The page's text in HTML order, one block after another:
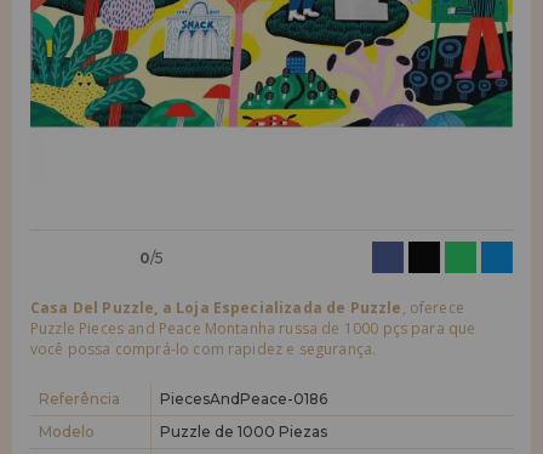
LIQUIDAÇÕES
EM FORMAÇÃO
quero me cadastrar como
novo cliente
Ao criar uma conta em casadopuzzle.com você poderá fazer suas
compras rapidamente em nossa loja virtual, verificar o status de seus
novo distribuidor
0/5
Casa Del Puzzle, a Loja Especializada de Puzzle, oferece
Puzzle Pieces and Peace Montanha russa de 1000 pçs para que
você possa comprá-lo com rapidez e segurança.
Referência
PiecesAndPeace-0186
Modelo
Puzzle de 1000 Piezas